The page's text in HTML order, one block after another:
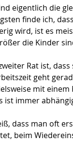
eigentlich die
finde ich,
wird, ist es
die Kinder
Rat ist,
geht
mit einem
ist immer
dass man oft
beim